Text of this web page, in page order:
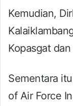
Kemudian,
Kopasgat
Sementara
of Air Force